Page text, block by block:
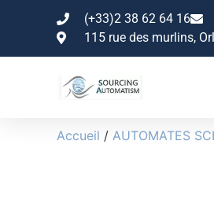
(+33)2 38 62 64 16
115 rue des murlins,
Accueil / AUTOMATES